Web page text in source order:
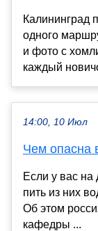
Калининград
одного
и фото с
каждый
14:00, 10 Июл
Чем опасна
Если у вас на
пить из них
Об этом
кафедры ...